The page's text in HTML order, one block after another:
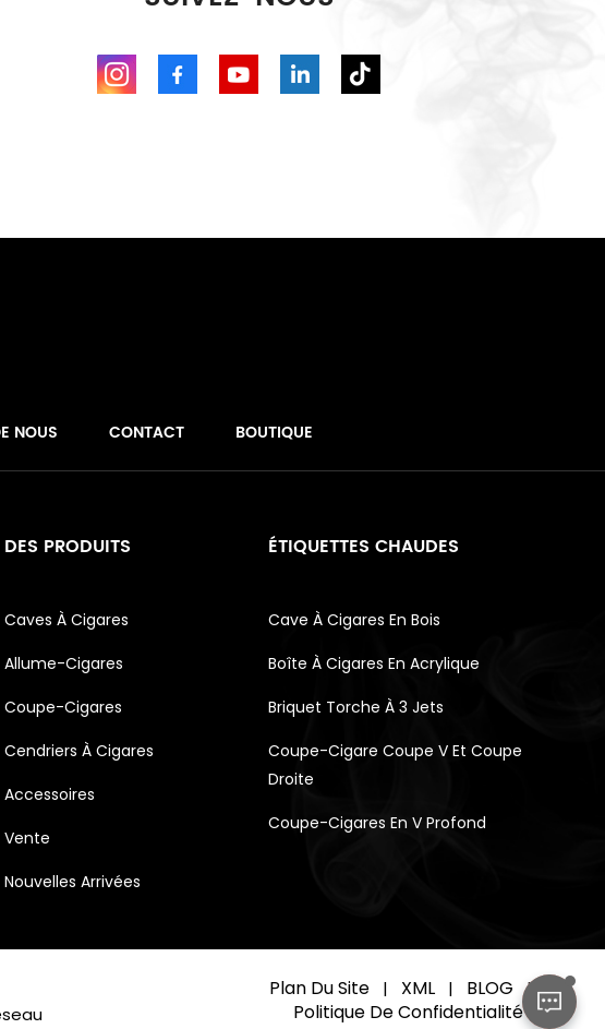
NOUS CONTACT BOUTIQUE
DES PRODUITS
Caves À Cigares
Allume-Cigares
Coupe-Cigares
Cendriers À Cigares
Accessoires
Vente
Nouvelles Arrivées
ÉTIQUETTES CHAUDES
Cave À Cigares En Bois
Boîte À Cigares En Acrylique
Briquet Torche À 3 Jets
Coupe-Cigare Coupe V Et Coupe
Droite
Coupe-Cigares En V Profond
Plan Du Site | XML | BLOG |
Politique De Confidentialité